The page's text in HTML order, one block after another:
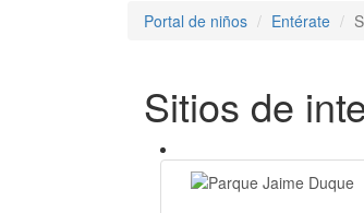
Portal de niños
Entérate
Sitios de